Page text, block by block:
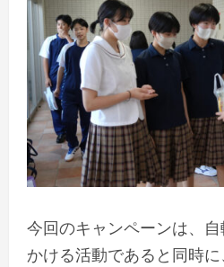
今回のキャンペーンは、
かける活動であると同時